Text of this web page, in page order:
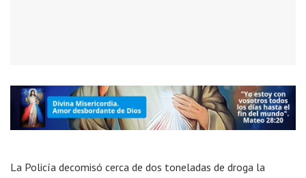
La Policía decomisó cerca de dos toneladas de droga la